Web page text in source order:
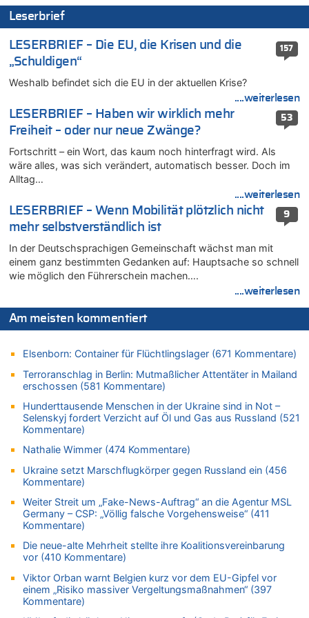
06.08.2026 - 12:13 von Hugo Egon Bernhard von Sinnen zu
Zweite Hitzewelle in diesem Sommer ist jetzt amtlich
06.08.2026 - 12:08 von Medium zu
Frau hörte Stimmen aus Haus des verstorbenen Nachbarn
06.08.2026 - 11:52 von Hubert F. zu
Zweite Hitzewelle in diesem Sommer ist jetzt amtlich
Zweite Hitzewelle in diesem Sommer ist jetzt amtlich
06.08.2026 - 11:42 von Willi Müller zu
Eschweiler: 16-Jähriger soll seine Oma ermordet haben
06.08.2026 - 11:35 von ne Hondsjong zu
Zweite Hitzewelle in diesem Sommer ist jetzt amtlich
06.08.2026 - 11:11 von Dax zu
Wasserstand des Rheins in NRW so niedrig wie noch nie
06.08.2026 - 10:34 von Ostbelgien Direkt zu
Tessa Wullaert knackt die 100-Tore-Marke für die Red Flames
Zweite Hitzewelle in diesem Sommer ist jetzt amtlich
Wasserstand des Rheins in NRW so niedrig wie noch nie
06.08.2026 - 10:17 von Richtig zu
Wasserstand des Rheins in NRW so niedrig wie noch nie
06.08.2026 - 10:16 von Dax zu
Wasserstand des Rheins in NRW so niedrig wie noch nie
06.08.2026 - 10:09 von Dax zu
Zweite Hitzewelle in diesem Sommer ist jetzt amtlich
06.08.2026 - 10:02 von Soso zu
Aachen ab 11. August wieder Mekka des Pferdesports –
Belgien setzt bei Reit-WM auf starke Springreiter
06.08.2026 - 09:22 von Zuhörer zu
Wasserstand des Rheins in NRW so niedrig wie noch nie
06.08.2026 - 09:13 von 5/11 zu
Wasserstand des Rheins in NRW so niedrig wie noch nie
06.08.2026 - 09:05 von 5/11 zu
Mehrere Menschen in Londons City niedergestochen
Leserbrief
157
LESERBRIEF – Die EU, die Krisen und die
„Schuldigen“
Weshalb befindet sich die EU in der aktuellen Krise?
....weiterlesen
53
LESERBRIEF – Haben wir wirklich mehr
Freiheit – oder nur neue Zwänge?
Fortschritt – ein Wort, das kaum noch hinterfragt wird. Als
wäre alles, was sich verändert, automatisch besser. Doch im
Alltag…
....weiterlesen
9
LESERBRIEF – Wenn Mobilität plötzlich nicht
mehr selbstverständlich ist
In der Deutschsprachigen Gemeinschaft wächst man mit
einem ganz bestimmten Gedanken auf: Hauptsache so schnell
wie möglich den Führerschein machen….
....weiterlesen
Am meisten kommentiert
Elsenborn: Container für Flüchtlingslager (671 Kommentare)
Terroranschlag in Berlin: Mutmaßlicher Attentäter in Mailand
erschossen (581 Kommentare)
Hunderttausende Menschen in der Ukraine sind in Not –
Selenskyj fordert Verzicht auf Öl und Gas aus Russland (521
Kommentare)
Nathalie Wimmer (474 Kommentare)
Ukraine setzt Marschflugkörper gegen Russland ein (456
Kommentare)
Weiter Streit um „Fake-News-Auftrag“ an die Agentur MSL
Germany – CSP: „Völlig falsche Vorgehensweise“ (411
Kommentare)
Die neue-alte Mehrheit stellte ihre Koalitionsvereinbarung
vor (410 Kommentare)
Viktor Orban warnt Belgien kurz vor dem EU-Gipfel vor
einem „Risiko massiver Vergeltungsmaßnahmen“ (397
Kommentare)